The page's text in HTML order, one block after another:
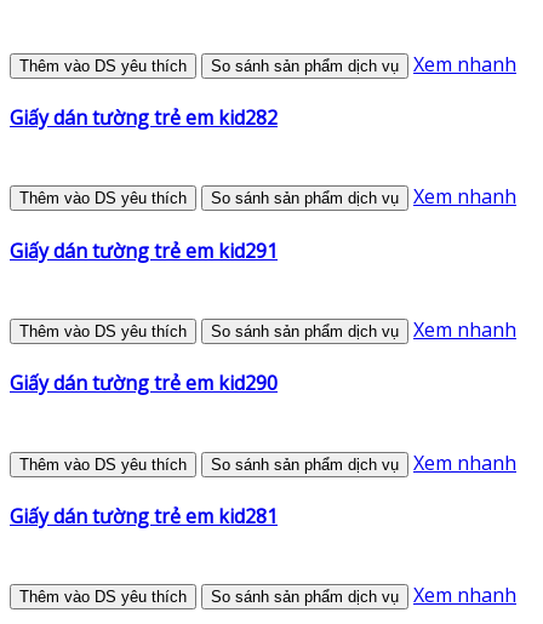
Thêm vào DS yêu thích So sánh sản phẩm dịch vụ Xem nhanh
Giấy dán tường trẻ em kid282
Thêm vào DS yêu thích So sánh sản phẩm dịch vụ Xem nhanh
Giấy dán tường trẻ em kid291
Thêm vào DS yêu thích So sánh sản phẩm dịch vụ Xem nhanh
Giấy dán tường trẻ em kid290
Thêm vào DS yêu thích So sánh sản phẩm dịch vụ Xem nhanh
Giấy dán tường trẻ em kid281
Thêm vào DS yêu thích So sánh sản phẩm dịch vụ Xem nhanh